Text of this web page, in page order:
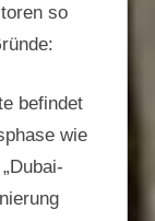
so
befindet
wie